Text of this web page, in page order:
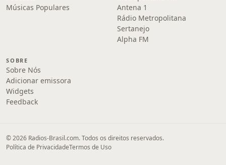
Músicas Populares
Antena 1
Rádio Metropolitana
Sertanejo
Alpha FM
SOBRE
Sobre Nós
Adicionar emissora
Widgets
Feedback
© 2026 Radios-Brasil.com. Todos os direitos reservados.
Política de PrivacidadeTermos de Uso